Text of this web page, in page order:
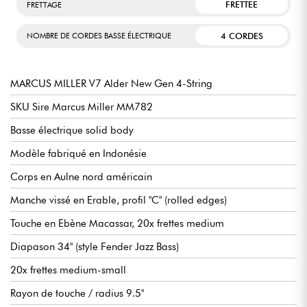
FRETTAGE FRETTEE
NOMBRE DE CORDES BASSE ÉLECTRIQUE 4 CORDES
MARCUS MILLER V7 Alder New Gen 4-String
SKU Sire Marcus Miller MM782
Basse électrique solid body
Modèle fabriqué en Indonésie
Corps en Aulne nord américain
Manche vissé en Erable, profil "C" (rolled edges)
Touche en Ebène Macassar, 20x frettes medium
Diapason 34" (style Fender Jazz Bass)
20x frettes medium-small
Rayon de touche / radius 9.5"